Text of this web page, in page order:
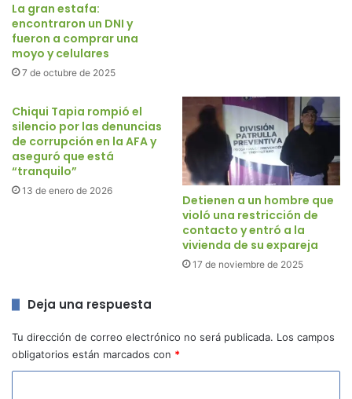
La gran estafa:
encontraron un DNI y
fueron a comprar una
moyo y celulares
7 de octubre de 2025
Chiqui Tapia rompió el
silencio por las denuncias
de corrupción en la AFA y
aseguró que está
“tranquilo”
13 de enero de 2026
Detienen a un hombre que
violó una restricción de
contacto y entró a la
vivienda de su expareja
17 de noviembre de 2025
Deja una respuesta
Tu dirección de correo electrónico no será publicada. Los campos
obligatorios están marcados con *